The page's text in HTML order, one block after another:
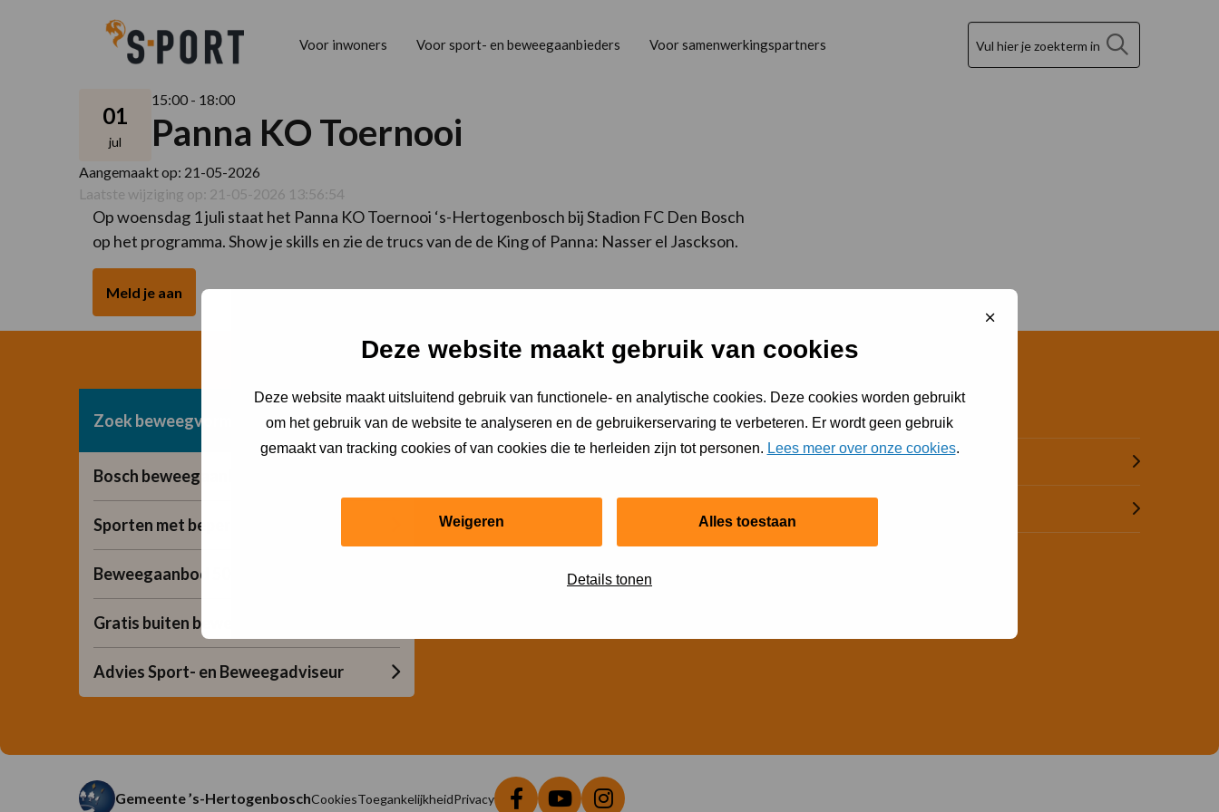
Deze website maakt gebruik van cookies
Deze website maakt uitsluitend gebruik van functionele- en analytische cookies. Deze cookies worden gebruikt
om het gebruik van de website te analyseren en de gebruikerservaring te verbeteren. Er wordt geen gebruik
gemaakt van tracking cookies of van cookies die te herleiden zijn tot personen. Lees meer over onze cookies.
Weigeren Alles toestaan
Details tonen
Sluit
cookiebanner
Voor inwoners Voor sport- en beweegaanbieders Voor samenwerkingspartners
01
jul
15:00 - 18:00
Panna KO Toernooi
Aangemaakt op: 21-05-2026
Laatste wijziging op: 21-05-2026 13:56:54
Op woensdag 1 juli staat het Panna KO Toernooi ‘s-Hertogenbosch bij Stadion FC Den Bosch
op het programma. Show je skills en zie de trucs van de de King of Panna: Nasser el Jasckson.
Meld je aan
Zoek beweegvorm
Bosch beweegaanbod
Sporten met beperking
Beweegaanbod 50+
Gratis buiten bewegen
Advies Sport- en Beweegadviseur
Snel regelen Contact
Gemeente ’s-HertogenboschCookiesToegankelijkheidPrivacy Ga Ga Ga